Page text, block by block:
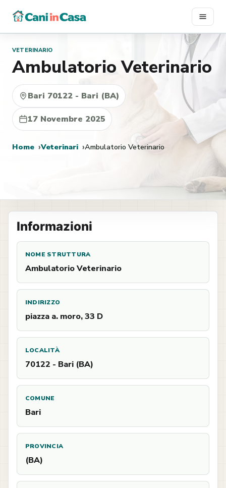
contenuto
VETERINARIO
Ambulatorio Veterinario
Bari 70122 - Bari (BA)
17 Novembre 2025
Home Veterinari Ambulatorio Veterinario
Informazioni
NOME STRUTTURA
Ambulatorio Veterinario
INDIRIZZO
piazza a. moro, 33 D
LOCALITÀ
70122 - Bari (BA)
COMUNE
Bari
PROVINCIA
(BA)